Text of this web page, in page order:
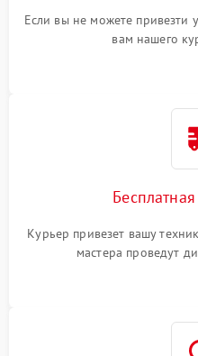
Если вы не можете привезти
вам нашего
Курьер привезет вашу
мастера проведут